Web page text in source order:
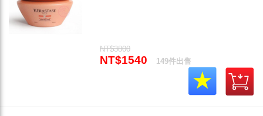
NT$3800
NT$1540 149件出售